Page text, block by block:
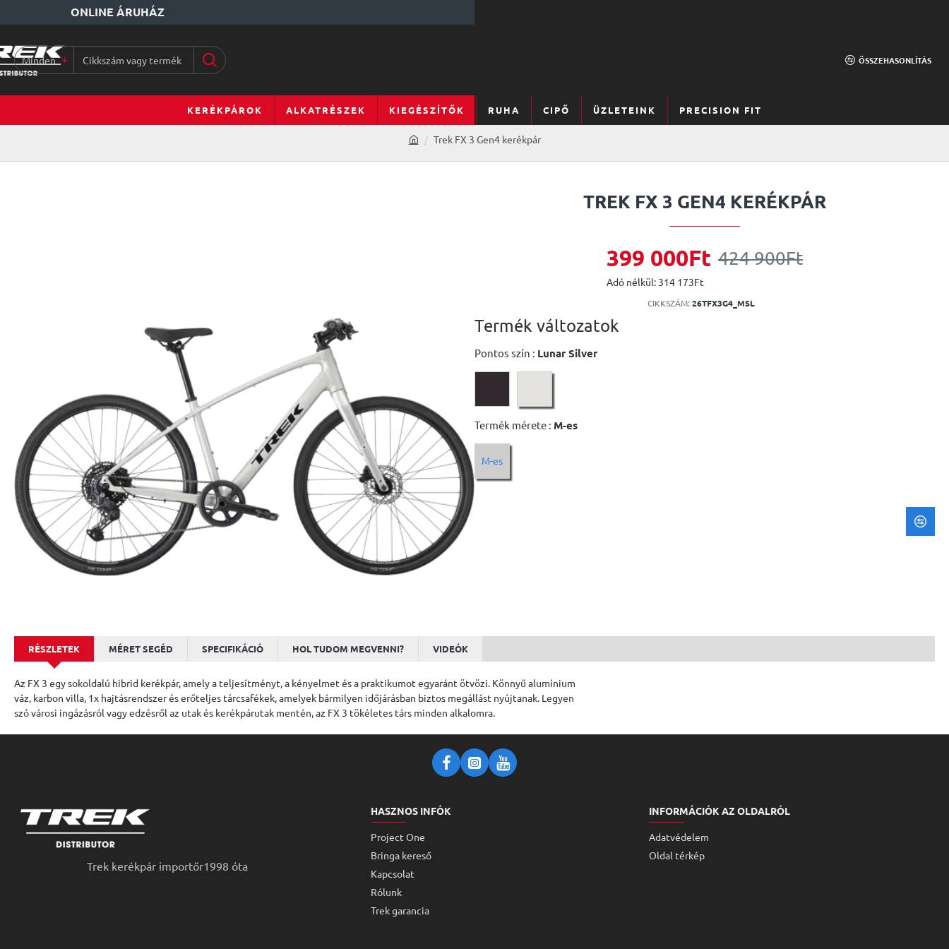
ONLINE ÁRUHÁZ
Minden
Cikkszám
terméknév...
ÖSSZEHASONLÍTÁS
KERÉKPÁROK ALKATRÉSZEK KIEGÉSZÍTŐK RUHA CIPŐ ÜZLETEINK PRECISION FIT
o
Trek FX 3 Gen4 kerékpár
ÚJ!
TREK FX 3 GEN4 KERÉKPÁR
399 000Ft 424 900Ft
Adó nélkül: 314 173Ft
CIKKSZÁM: 26TFX3G4_MSL
Termék változatok
Pontos szín : Lunar Silver
Termék mérete : M-es
M-es
RÉSZLETEK MÉRET SEGÉD SPECIFIKÁCIÓ HOL TUDOM MEGVENNI? VIDEÓK
Az FX 3 egy sokoldalú hibrid kerékpár, amely a teljesítményt, a kényelmet és a praktikumot egyaránt ötvözi. Könnyű alumínium
váz, karbon villa, 1x hajtásrendszer és erőteljes tárcsafékek, amelyek bármilyen időjárásban biztos megállást nyújtanak. Legyen
szó városi ingázásról vagy edzésről az utak és kerékpárutak mentén, az FX 3 tökéletes társ minden alkalomra.
Trek kerékpár importőr1998 óta
HASZNOS INFÓK
Project One
Bringa kereső
Kapcsolat
Rólunk
Trek garancia
INFORMÁCIÓK AZ OLDALRÓL
Adatvédelem
Oldal térkép